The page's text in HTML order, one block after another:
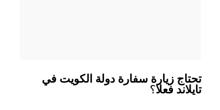
تحتاج زيارة سفارة دولة الكويت في
تايلاند فعلا؟